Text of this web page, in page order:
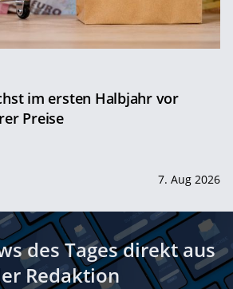
im ersten Halbjahr vor
Preise
7. Aug 2026
des Tages direkt aus
Redaktion